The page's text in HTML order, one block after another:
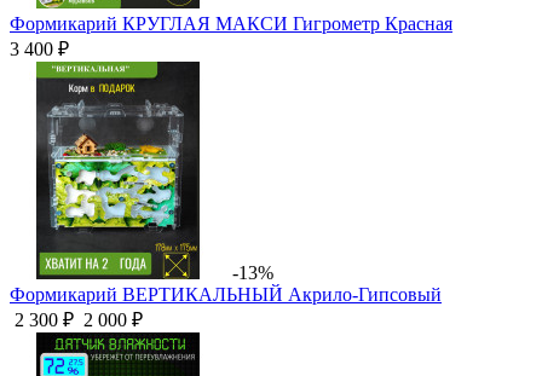
Формикарий КРУГЛАЯ МАКСИ Гигрометр Красная
3 400 ₽
-13%
Формикарий ВЕРТИКАЛЬНЫЙ Акрило-Гипсовый
2 300 ₽ 2 000 ₽